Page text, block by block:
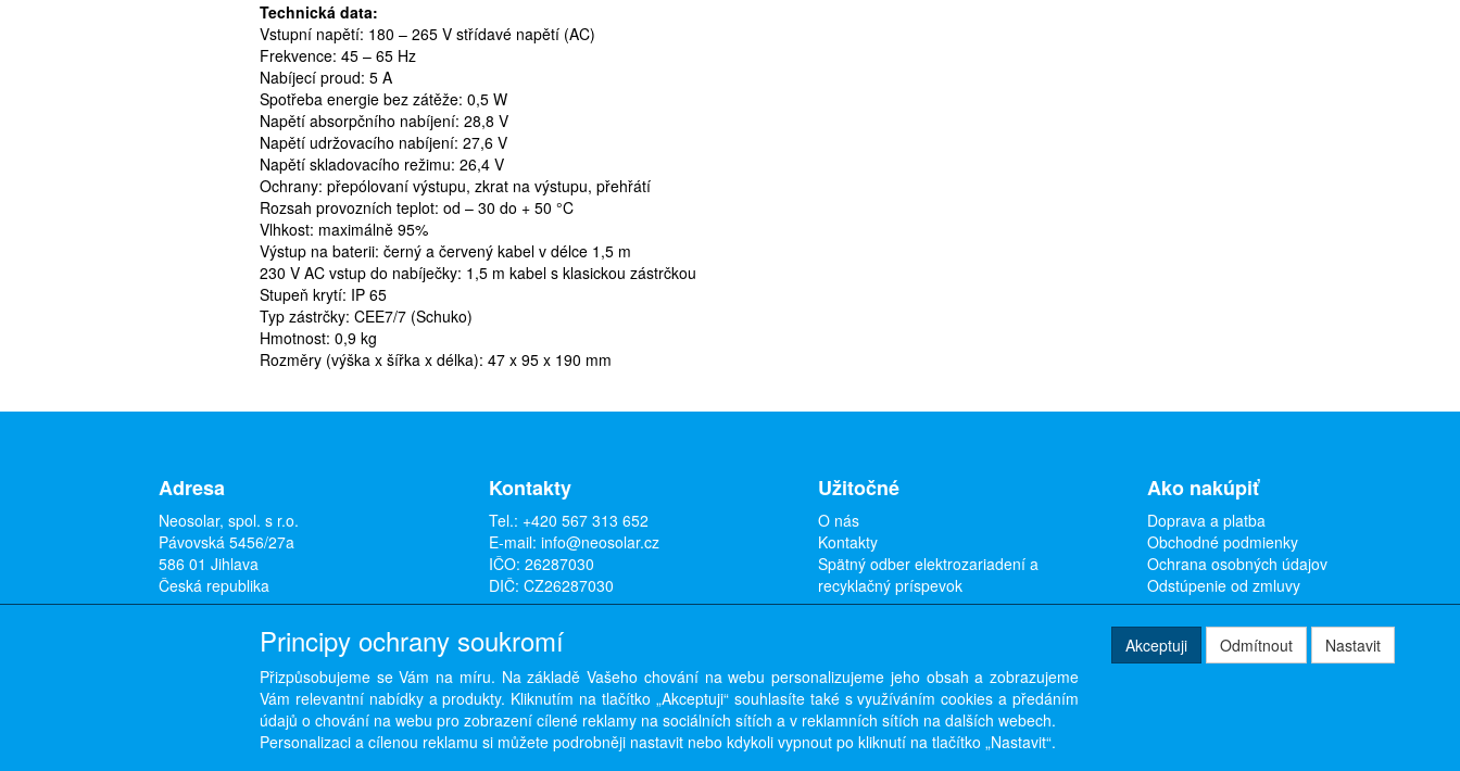
Technická data:
Vstupní napětí: 180 – 265 V střídavé napětí (AC)
Frekvence: 45 – 65 Hz
Nabíjecí proud: 5 A
Spotřeba energie bez zátěže: 0,5 W
Napětí absorpčního nabíjení: 28,8 V
Napětí udržovacího nabíjení: 27,6 V
Napětí skladovacího režimu: 26,4 V
Ochrany: přepólovaní výstupu, zkrat na výstupu, přehřátí
Rozsah provozních teplot: od – 30 do + 50 °C
Vlhkost: maximálně 95%
Výstup na baterii: černý a červený kabel v délce 1,5 m
230 V AC vstup do nabíječky: 1,5 m kabel s klasickou zástrčkou
Stupeň krytí: IP 65
Typ zástrčky: CEE7/7 (Schuko)
Hmotnost: 0,9 kg
Rozměry (výška x šířka x délka): 47 x 95 x 190 mm
Adresa
Neosolar, spol. s r.o.
Pávovská 5456/27a
586 01 Jihlava
Česká republika
Kontakty
Tel.: +420 567 313 652
E-mail: info@neosolar.cz
IČO: 26287030
DIČ: CZ26287030
Užitočné
O nás
Kontakty
Spätný odber elektrozariadení a
recyklačný príspevok
Ako nakúpiť
Doprava a platba
Obchodné podmienky
Ochrana osobných údajov
Odstúpenie od zmluvy
Copyright © ABRA Software a.s. 2026,powered by ABRA E-shop
Principy ochrany soukromí
Přizpůsobujeme se Vám na míru. Na základě Vašeho chování na webu personalizujeme jeho obsah a zobrazujeme
Vám relevantní nabídky a produkty. Kliknutím na tlačítko „Akceptuji“ souhlasíte také s využíváním cookies a předáním
údajů o chování na webu pro zobrazení cílené reklamy na sociálních sítích a v reklamních sítích na dalších webech.
Personalizaci a cílenou reklamu si můžete podrobněji nastavit nebo kdykoli vypnout po kliknutí na tlačítko „Nastavit“.
Akceptuji Odmítnout Nastavit